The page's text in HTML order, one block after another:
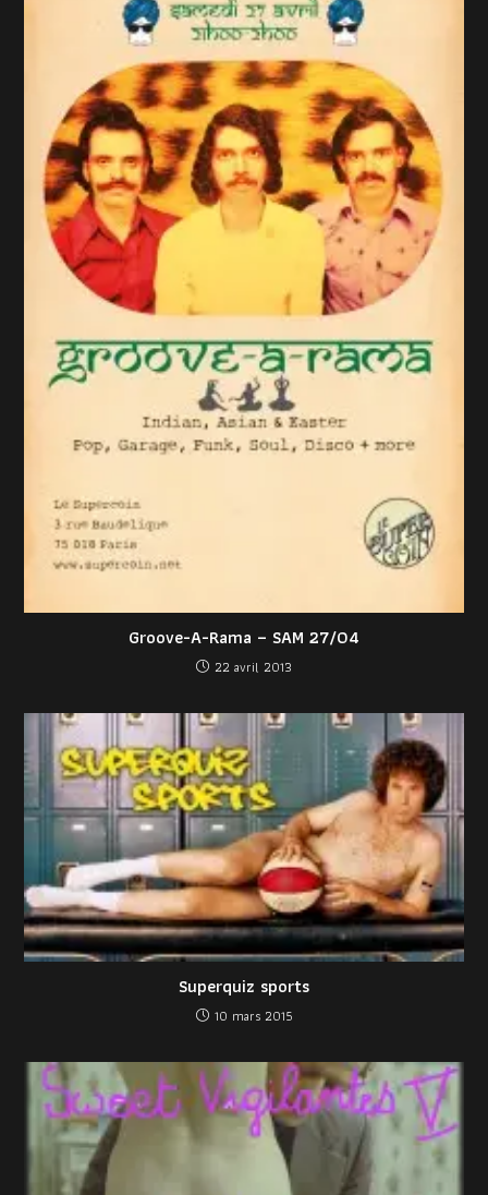
Groove-A-Rama – SAM 27/04
22 avril 2013
Superquiz sports
10 mars 2015